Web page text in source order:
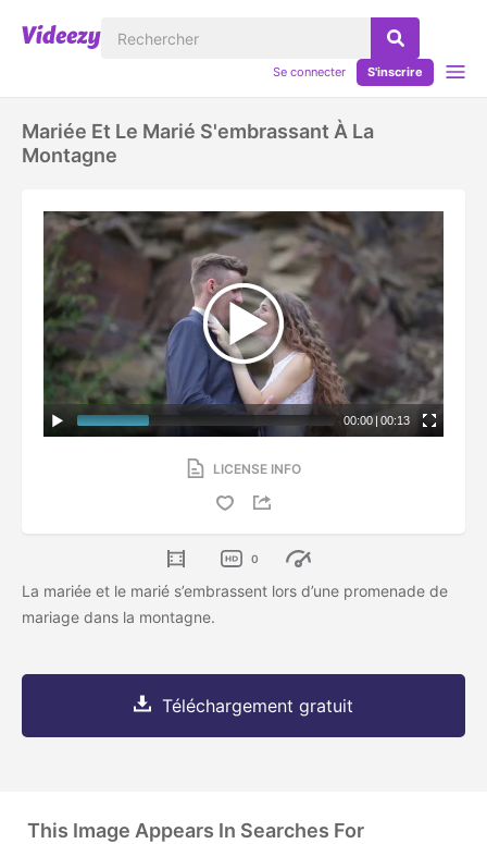
Se connecter S'inscrire
Mariée Et Le Marié S'embrassant À La
Montagne
00:00 | 00:13
LICENSE INFO
0
La mariée et le marié s’embrassent lors d’une promenade de
mariage dans la montagne.
Téléchargement gratuit
This Image Appears In Searches For